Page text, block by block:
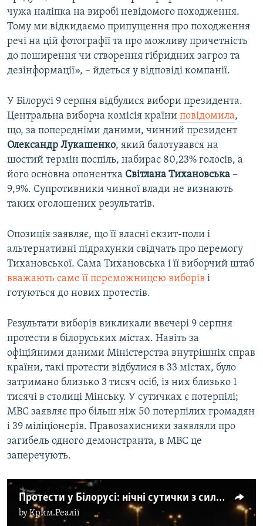
чужа наліпка на виробі невідомого походження.
Тому ми відкидаємо припущення про походження
речі на цій фотографії та про можливу причетність
до поширення чи створення гібридних загроз та
дезінформації», – йдеться у відповіді компанії.
У Білорусі 9 серпня відбулися вибори президента.
Центральна виборча комісія країни повідомила,
що, за попередніми даними, чинний президент
Олександр Лукашенко, який балотувався на
шостий термін поспіль, набирає 80,23% голосів, а
його основна опонентка Світлана Тихановська –
9,9%. Супротивники чинної влади не визнають
таких оголошених результатів.
Опозиція заявляє, що її власні екзит-поли і
альтернативні підрахунки свідчать про перемогу
Тихановської. Сама Тихановська і її виборчий штаб
вважають саме її переможницею виборів і
готуються до нових протестів.
Результати виборів викликали ввечері 9 серпня
протести в білоруських містах. Навіть за
офіційними даними Міністерства внутрішніх справ
країни, такі протести відбулися в 33 містах, було
затримано близько 3 тисяч осіб, із них близько 1
тисячі в столиці Мінську. У сутичках є потерпілі;
МВС заявляє про більш ніж 50 потерпілих громадян
і 39 міліціонерів. Правозахисники заявляли про
загибель одного демонстранта, в МВС це
заперечують.
Протести у Білорусі: нічні сутички з силовиками (відео)
byКрим.Реалії